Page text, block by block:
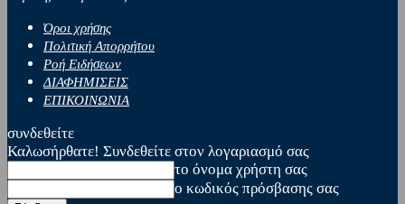
Όροι χρήσης
Πολιτική Απορρήτου
Ροή Ειδήσεων
ΔΙΑΦΗΜΙΣΕΙΣ
ΕΠΙΚΟΙΝΩΝΙΑ
συνδεθείτε
Καλωσήρθατε! Συνδεθείτε στον λογαριασμό σας
το όνομα χρήστη σας
ο κωδικός πρόσβασης σας